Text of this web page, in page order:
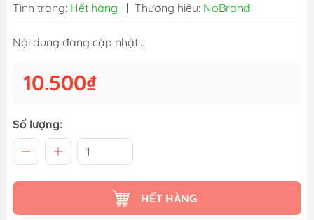
Tình trạng: Hết hàng | Thương hiệu: NoBrand
Nội dung đang cập nhật...
10.500₫
Số lượng:
HẾT HÀNG